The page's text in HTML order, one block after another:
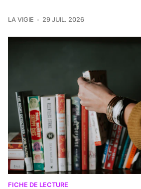
LA VIGIE 29 JUIL. 2026
FICHE DE LECTURE